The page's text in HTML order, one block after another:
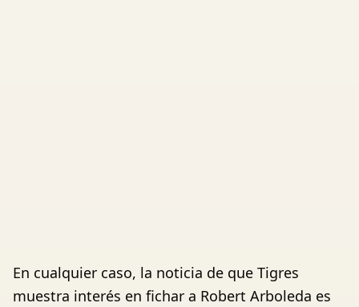
En cualquier caso, la noticia de que Tigres
muestra interés en fichar a Robert Arboleda es